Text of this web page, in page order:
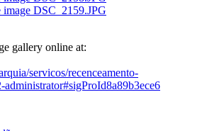
gallery online at:
servicos/recenceamento-